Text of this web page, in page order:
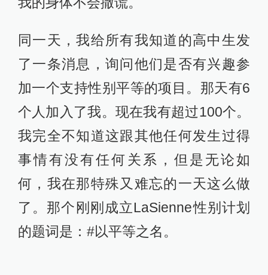
同一天，我给所有我知道的高中生发
了一条消息，询问他们是否有兴趣参
加一个支持性别平等的项目。那天有6
个人加入了我。现在我有超过100个。
我完全不知道这跟其他任何发生过得
事情有没有任何关系，但是无论如
何，我在那特殊又难忘的一天这么做
了。那个刚刚成立LaSienne性别计划
的题词是：#以平等之名。